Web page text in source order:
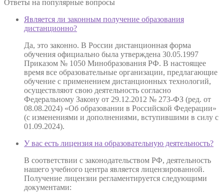
Ответы на популярные вопросы
Является ли законным получение образования
дистанционно?
Да, это законно. В России дистанционная форма
обучения официально была утверждена 30.05.1997
Приказом № 1050 Минобразования РФ. В настоящее
время все образовательные организации, предлагающие
обучение с применением дистанционных технологий,
осуществляют свою деятельность согласно
Федеральному Закону от 29.12.2012 № 273-ФЗ (ред. от
08.08.2024) «Об образовании в Российской Федерации»
(с изменениями и дополнениями, вступившими в силу с
01.09.2024).
У вас есть лицензия на образовательную деятельность?
В соответствии с законодательством РФ, деятельность
нашего учебного центра является лицензированной.
Получение лицензии регламентируется следующими
документами: